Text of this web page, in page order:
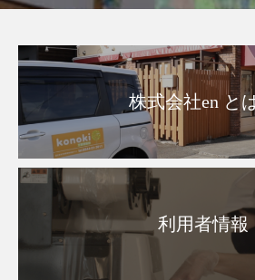
株式会社en と
利用者情報